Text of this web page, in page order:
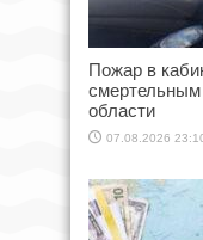
Пожар в
области
07.08.2026